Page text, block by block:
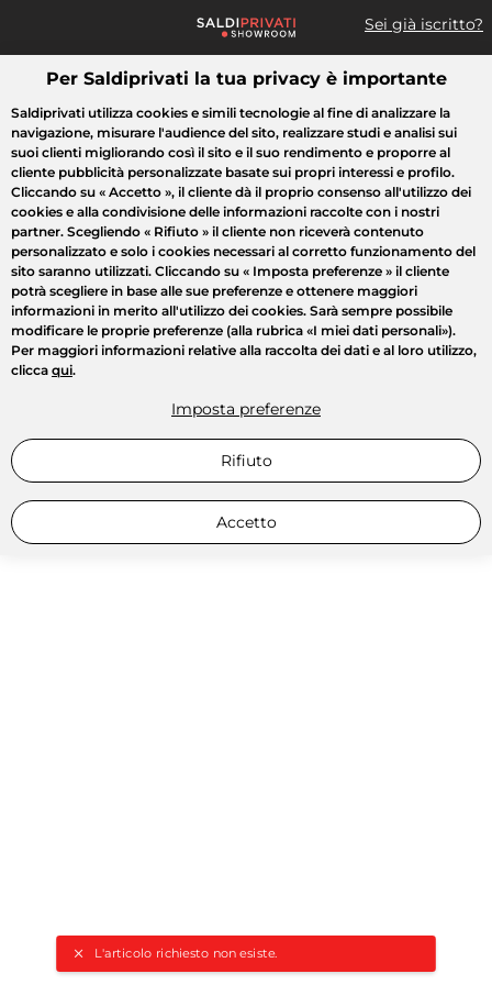
Sei già iscritto?
Cosa cerchi?
L'articolo richiesto non esiste.
Tutte le vendite Moda Casa Bellezza Elettrodomestici
Per Saldiprivati la tua privacy è importante
Saldiprivati utilizza cookies e simili tecnologie al fine di analizzare la
navigazione, misurare l'audience del sito, realizzare studi e analisi sui
suoi clienti migliorando così il sito e il suo rendimento e proporre al
cliente pubblicità personalizzate basate sui propri interessi e profilo.
Cliccando su « Accetto », il cliente dà il proprio consenso all'utilizzo dei
cookies e alla condivisione delle informazioni raccolte con i nostri
partner. Scegliendo « Rifiuto » il cliente non riceverà contenuto
personalizzato e solo i cookies necessari al corretto funzionamento del
sito saranno utilizzati. Cliccando su « Imposta preferenze » il cliente
potrà scegliere in base alle sue preferenze e ottenere maggiori
informazioni in merito all'utilizzo dei cookies. Sarà sempre possibile
modificare le proprie preferenze (alla rubrica «I miei dati personali»).
Per maggiori informazioni relative alla raccolta dei dati e al loro utilizzo,
clicca qui.
Imposta preferenze
Rifiuto
Accetto